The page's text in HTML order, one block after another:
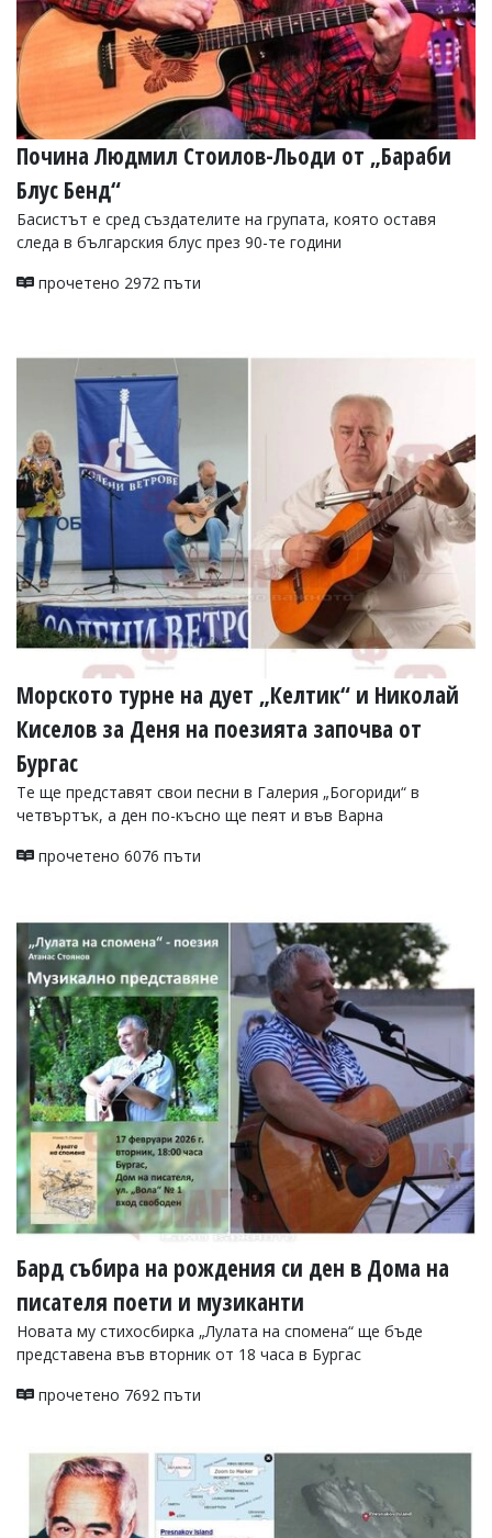
Почина Людмил Стоилов-Льоди от „Бараби
Блус Бенд“
Басистът е сред създателите на групата, която оставя
следа в българския блус през 90-те години
прочетено 2972 пъти
Морското турне на дует „Келтик“ и Николай
Киселов за Деня на поезията започва от
Бургас
Те ще представят свои песни в Галерия „Богориди“ в
четвъртък, а ден по-късно ще пеят и във Варна
прочетено 6076 пъти
Бард събира на рождения си ден в Дома на
писателя поети и музиканти
Новата му стихосбирка „Лулата на спомена“ ще бъде
представена във вторник от 18 часа в Бургас
прочетено 7692 пъти